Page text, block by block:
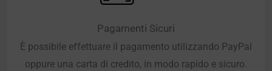
Pagamenti Sicuri
È possibile effettuare il pagamento utilizzando PayPal
oppure una carta di credito, in modo rapido e sicuro.